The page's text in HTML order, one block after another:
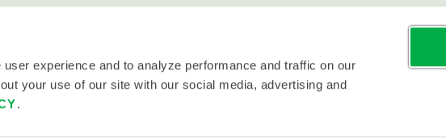
experience and to analyze performance and traffic on our
your use of our site with our social media, advertising and
.